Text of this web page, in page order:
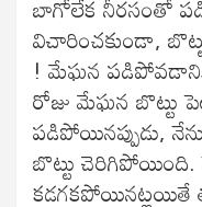
విచారించకుండా,
! మేఘన
రోజు మేఘన బొట్టు
పడిపోయినప్పుడు,
బొట్టు చెరిగిపోయింది.
కడగకపోయినట్లయితే